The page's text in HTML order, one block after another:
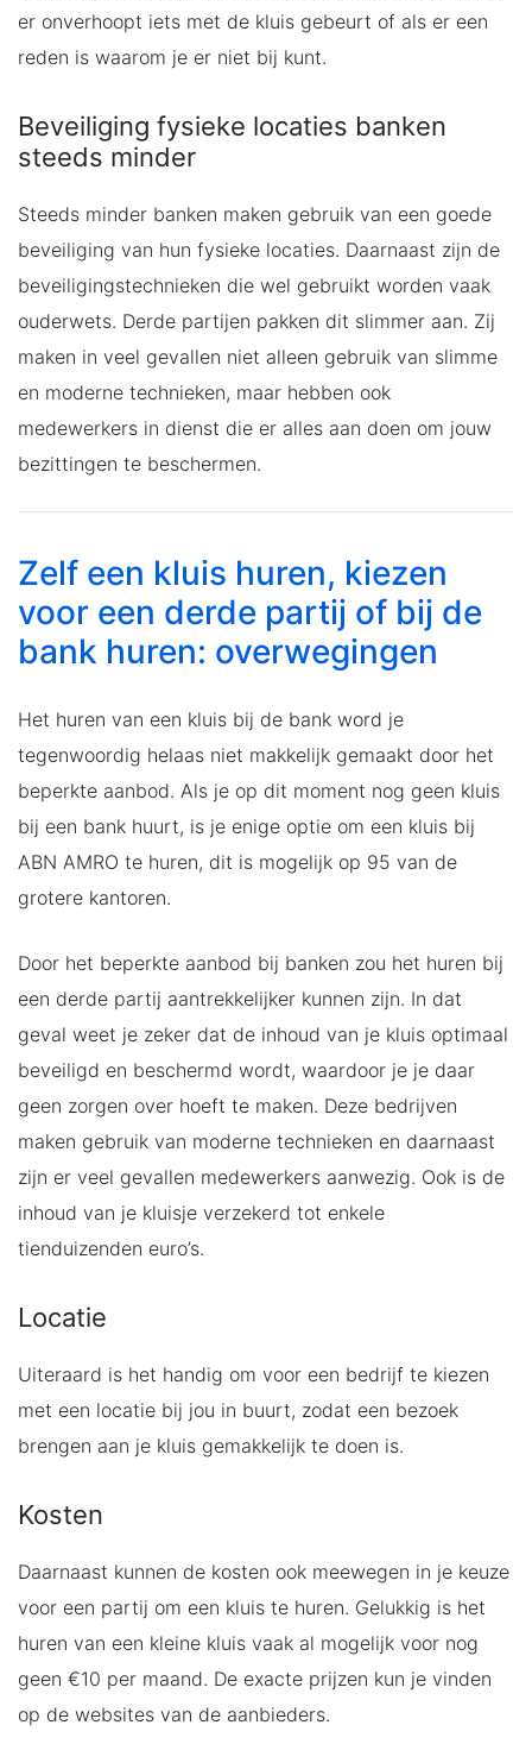
er onverhoopt iets met de kluis gebeurt of als er een
reden is waarom je er niet bij kunt.
Beveiliging fysieke locaties banken
steeds minder
Steeds minder banken maken gebruik van een goede
beveiliging van hun fysieke locaties. Daarnaast zijn de
beveiligingstechnieken die wel gebruikt worden vaak
ouderwets. Derde partijen pakken dit slimmer aan. Zij
maken in veel gevallen niet alleen gebruik van slimme
en moderne technieken, maar hebben ook
medewerkers in dienst die er alles aan doen om jouw
bezittingen te beschermen.
Zelf een kluis huren, kiezen
voor een derde partij of bij de
bank huren: overwegingen
Het huren van een kluis bij de bank word je
tegenwoordig helaas niet makkelijk gemaakt door het
beperkte aanbod. Als je op dit moment nog geen kluis
bij een bank huurt, is je enige optie om een kluis bij
ABN AMRO te huren, dit is mogelijk op 95 van de
grotere kantoren.
Door het beperkte aanbod bij banken zou het huren bij
een derde partij aantrekkelijker kunnen zijn. In dat
geval weet je zeker dat de inhoud van je kluis optimaal
beveiligd en beschermd wordt, waardoor je je daar
geen zorgen over hoeft te maken. Deze bedrijven
maken gebruik van moderne technieken en daarnaast
zijn er veel gevallen medewerkers aanwezig. Ook is de
inhoud van je kluisje verzekerd tot enkele
tienduizenden euro’s.
Locatie
Uiteraard is het handig om voor een bedrijf te kiezen
met een locatie bij jou in buurt, zodat een bezoek
brengen aan je kluis gemakkelijk te doen is.
Kosten
Daarnaast kunnen de kosten ook meewegen in je keuze
voor een partij om een kluis te huren. Gelukkig is het
huren van een kleine kluis vaak al mogelijk voor nog
geen €10 per maand. De exacte prijzen kun je vinden
op de websites van de aanbieders.